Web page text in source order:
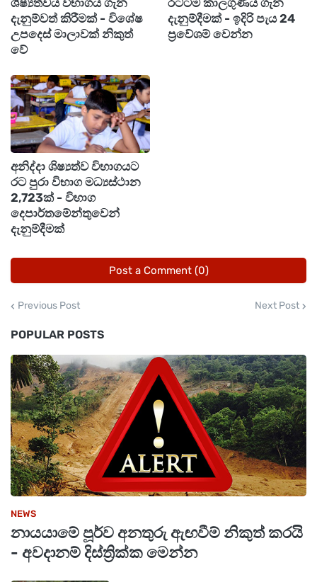
පියවර ගන්නා ලෙස ද කාලගුණවිද්‍යා
දෙපාර්තමේන්තුව ජනතාවගෙන් ඉල්ලීමක් කර සිටී.
ශිෂ්‍යත්වය විභාගය ගැන
දැනුම්වත් කිරීමක් - විශේෂ
උපදෙස් මාලාවක් නිකුත්
වේ
රටටම කාලගුණය ගැන
දැනුම්දීමක් - ඉදිරි පැය 24
ප්‍රවේශම් වෙන්න
අනිද්දා ශිෂ්‍යත්ව විභාගයට
රට පුරා විභාග මධ්‍යස්ථාන
2,723ක් - විභාග
දෙපාර්තමේන්තුවෙන්
දැනුම්දීමක්
Post a Comment (0)
Previous Post Next Post
POPULAR POSTS
NEWS
නායයාමේ පූර්ව අනතුරු ඇඟවීම් නිකුත් කරයි
- අවදානම් දිස්ත්‍රික්ක මෙන්න